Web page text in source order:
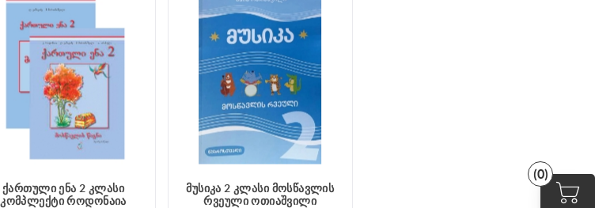
(0)
ქართული ენა 2 კლასი
კომპლექტი როდონაია
მუსიკა 2 კლასი მოსწავლის
რვეული ოთიაშვილი